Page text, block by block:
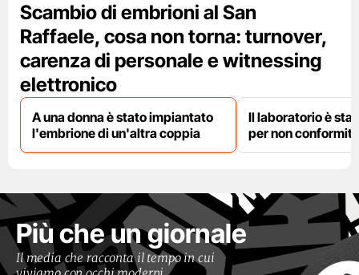
Scambio di embrioni al San
Raffaele, cosa non torna: turnover,
carenza di personale e witnessing
elettronico
A una donna è stato impiantato
l'embrione di un'altra coppia
Il laboratorio è
per non
Più che un giornale
Il media che racconta il tempo in cui